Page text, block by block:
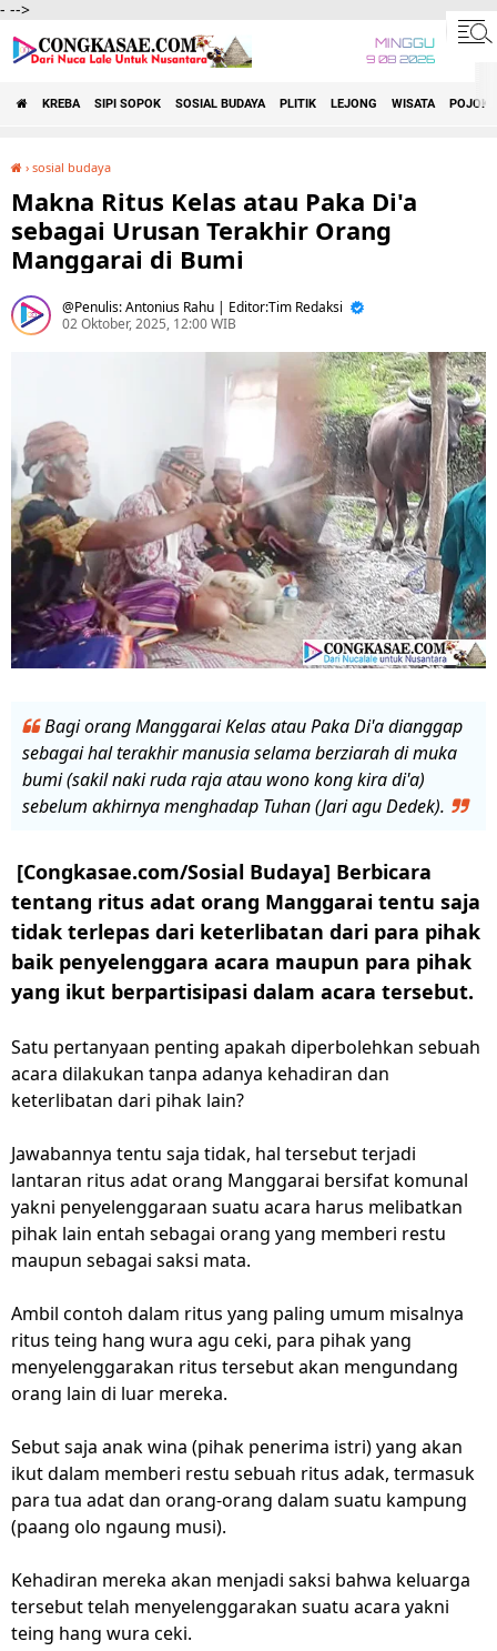
- -->
MINGGU
9 08 2026
KREBA SIPI SOPOK SOSIAL BUDAYA PLITIK LEJONG WISATA POJOK
› sosial budaya
Makna Ritus Kelas atau Paka Di'a
sebagai Urusan Terakhir Orang
Manggarai di Bumi
Penulis: Antonius Rahu | Editor:Tim Redaksi
02 Oktober, 2025, 12:00 WIB
Bagi orang Manggarai Kelas atau Paka Di'a dianggap
sebagai hal terakhir manusia selama berziarah di muka
bumi (sakil naki ruda raja atau wono kong kira di'a)
sebelum akhirnya menghadap Tuhan (Jari agu Dedek).
[Congkasae.com/Sosial Budaya] Berbicara
tentang ritus adat orang Manggarai tentu saja
tidak terlepas dari keterlibatan dari para pihak
baik penyelenggara acara maupun para pihak
yang ikut berpartisipasi dalam acara tersebut.
Satu pertanyaan penting apakah diperbolehkan sebuah
acara dilakukan tanpa adanya kehadiran dan
keterlibatan dari pihak lain?
Jawabannya tentu saja tidak, hal tersebut terjadi
lantaran ritus adat orang Manggarai bersifat komunal
yakni penyelenggaraan suatu acara harus melibatkan
pihak lain entah sebagai orang yang memberi restu
maupun sebagai saksi mata.
Ambil contoh dalam ritus yang paling umum misalnya
ritus teing hang wura agu ceki, para pihak yang
menyelenggarakan ritus tersebut akan mengundang
orang lain di luar mereka.
Sebut saja anak wina (pihak penerima istri) yang akan
ikut dalam memberi restu sebuah ritus adak, termasuk
para tua adat dan orang-orang dalam suatu kampung
(paang olo ngaung musi).
Kehadiran mereka akan menjadi saksi bahwa keluarga
tersebut telah menyelenggarakan suatu acara yakni
teing hang wura ceki.